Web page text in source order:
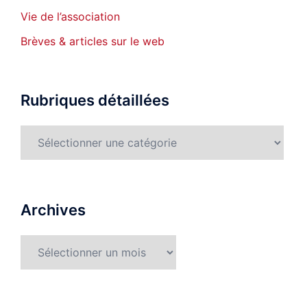
Vie de l’association
Brèves & articles sur le web
Rubriques détaillées
Archives